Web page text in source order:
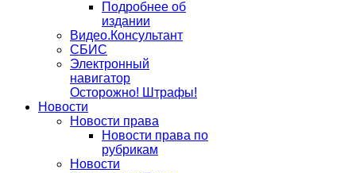
Подробнее об
издании
Видео.Консультант
СБИС
Электронный
навигатор
Осторожно! Штрафы!
Новости
Новости права
Новости права по
рубрикам
Новости